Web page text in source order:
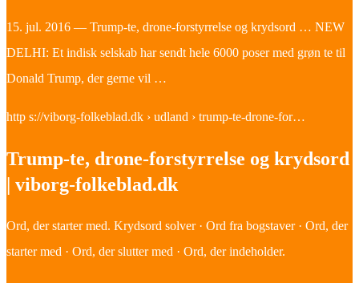
15. jul. 2016 — Trump-te, drone-forstyrrelse og krydsord … NEW
DELHI: Et indisk selskab har sendt hele 6000 poser med grøn te til
Donald Trump, der gerne vil …
http s://viborg-folkeblad.dk › udland › trump-te-drone-for…
Trump-te, drone-forstyrrelse og krydsord
| viborg-folkeblad.dk
Ord, der starter med. Krydsord solver · Ord fra bogstaver · Ord, der
starter med · Ord, der slutter med · Ord, der indeholder.